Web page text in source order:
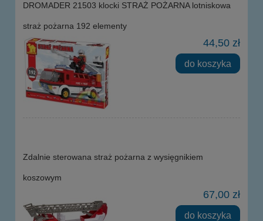
DROMADER 21503 klocki STRAŻ POŻARNA lotniskowa
straż pożarna 192 elementy
44,50 zł
do koszyka
Zdalnie sterowana straż pożarna z wysięgnikiem
koszowym
67,00 zł
do koszyka